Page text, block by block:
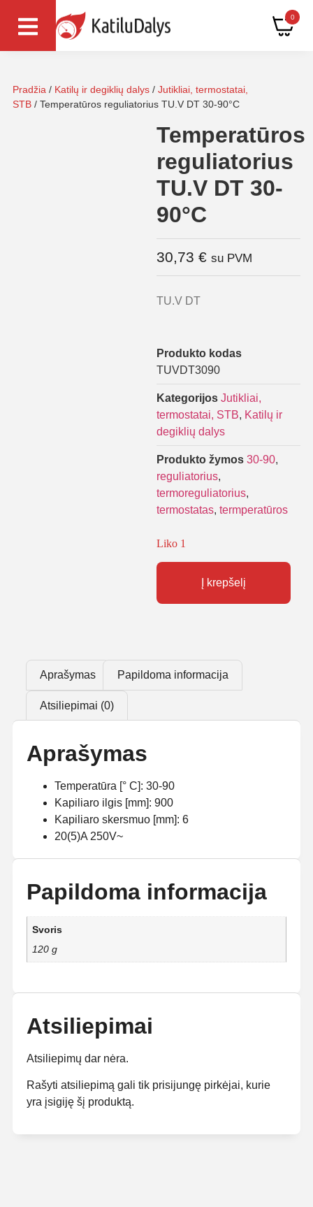
0
Pradžia / Katilų ir degiklių dalys / Jutikliai, termostatai,
STB / Temperatūros reguliatorius TU.V DT 30-90°C
Temperatūros
reguliatorius
TU.V DT 30-
90°C
30,73 € su PVM
TU.V DT
Produkto kodas
TUVDT3090
Kategorijos Jutikliai,
termostatai, STB, Katilų ir
degiklių dalys
Produkto žymos 30-90,
reguliatorius,
termoreguliatorius,
termostatas, termperatūros
Liko 1
Į krepšelį
Aprašymas Papildoma informacija
Atsiliepimai (0)
Aprašymas
Temperatūra [° C]: 30-90
Kapiliaro ilgis [mm]: 900
Kapiliaro skersmuo [mm]: 6
20(5)A 250V~
Papildoma informacija
Svoris
120 g
Atsiliepimai
Atsiliepimų dar nėra.
Rašyti atsiliepimą gali tik prisijungę pirkėjai, kurie
yra įsigiję šį produktą.